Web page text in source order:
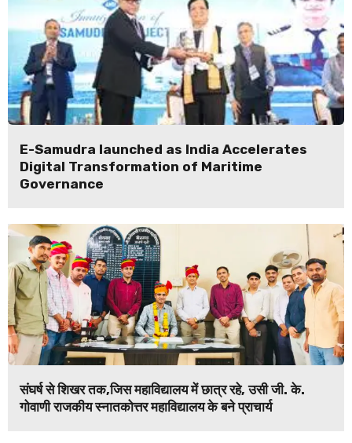
E-Samudra launched as India Accelerates
Digital Transformation of Maritime
Governance
संघर्ष से शिखर तक,जिस महाविद्यालय में छात्र रहे, उसी जी. के.
गोवाणी राजकीय स्नातकोत्तर महाविद्यालय के बने प्राचार्य